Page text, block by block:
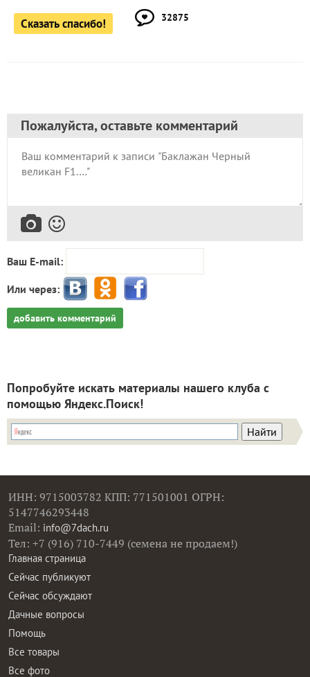
Сказать спасибо! 32875
Пожалуйста, оставьте комментарий
Ваш E-mail:
Или через:
добавить комментарий
Попробуйте искать материалы нашего клуба с
помощью Яндекс.Поиск!
ИНН: 9715003782 КПП: 771501001 ОГРН:
5147746293448
Email: info@7dach.ru
Тел: +7 (916) 710-7449 (семена не продаем!)
Главная страница
Сейчас публикуют
Сейчас обсуждают
Дачные вопросы
Помощь
Все товары
Все фото